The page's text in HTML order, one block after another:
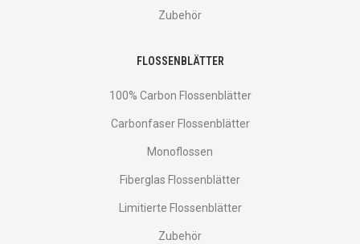
Zubehör
FLOSSENBLÄTTER
100% Carbon Flossenblätter
Carbonfaser Flossenblätter
Monoflossen
Fiberglas Flossenblätter
Limitierte Flossenblätter
Zubehör